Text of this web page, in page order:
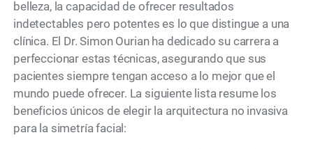
belleza, la capacidad de ofrecer resultados
indetectables pero potentes es lo que distingue a una
clínica. El Dr. Simon Ourian ha dedicado su carrera a
perfeccionar estas técnicas, asegurando que sus
pacientes siempre tengan acceso a lo mejor que el
mundo puede ofrecer. La siguiente lista resume los
beneficios únicos de elegir la arquitectura no invasiva
para la simetría facial: